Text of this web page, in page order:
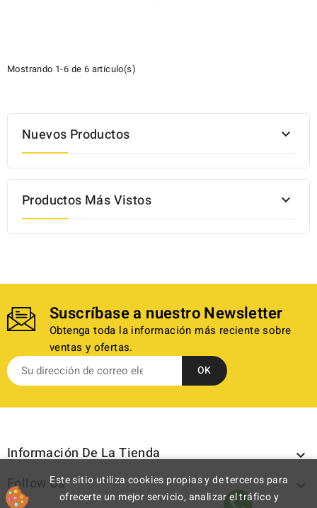
Mostrando 1-6 de 6 artículo(s)
Nuevos Productos 
Productos Más Vistos 
Suscríbase a nuestro Newsletter
Obtenga toda la información más reciente sobre
ventas y ofertas.
Información De La Tienda 
Follow Us 
Este sitio utiliza cookies propias y de terceros para
ofrecerte un mejor servicio, analizar el tráfico y